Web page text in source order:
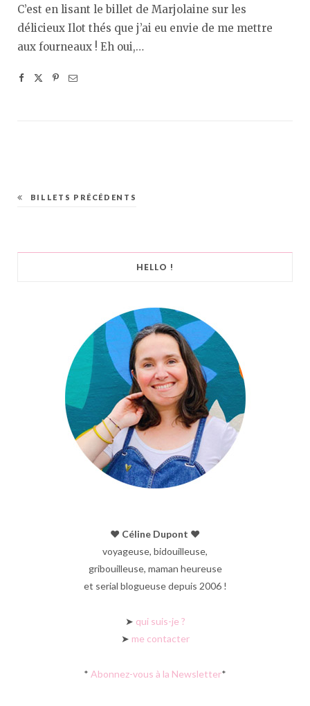
C’est en lisant le billet de Marjolaine sur les
délicieux Ilot thés que j’ai eu envie de me mettre
aux fourneaux ! Eh oui,…
BILLETS PRÉCÉDENTS
HELLO !
♥︎ Céline Dupont ♥︎
voyageuse, bidouilleuse,
gribouilleuse, maman heureuse
et serial blogueuse depuis 2006 !
➤ qui suis-je ?
➤ me contacter
* Abonnez-vous à la Newsletter*